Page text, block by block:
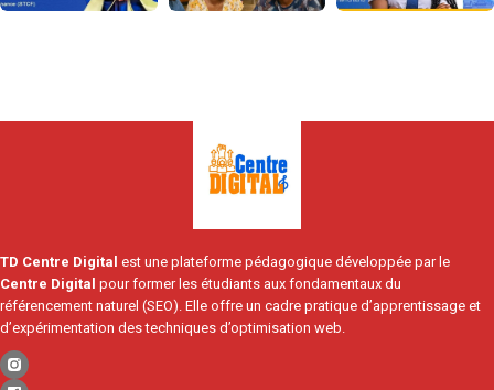
TD Centre Digital est une plateforme pédagogique développée par le
Centre Digital pour former les étudiants aux fondamentaux du
référencement naturel (SEO). Elle offre un cadre pratique d’apprentissage et
d’expérimentation des techniques d’optimisation web.